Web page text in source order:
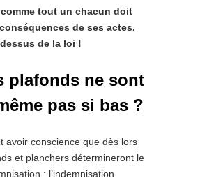
comme tout un chacun doit
de ses actes.
de la loi !
plafonds ne sont
pas si bas ?
avoir conscience que dès lors
et planchers détermineront le
: l’indemnisation